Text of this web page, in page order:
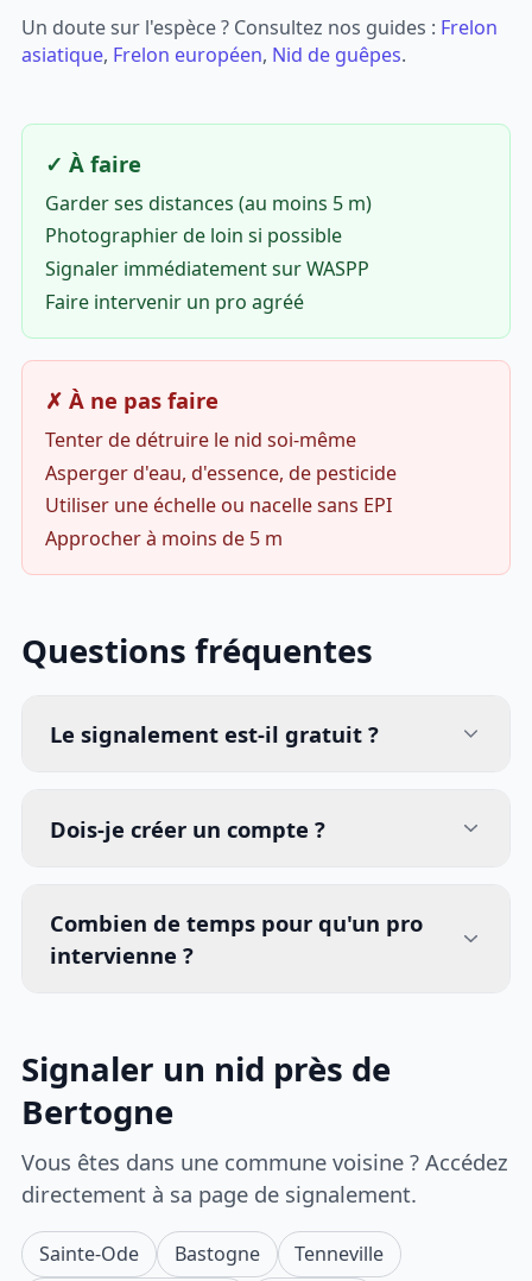
Un doute sur l'espèce ? Consultez nos guides : Frelon
asiatique, Frelon européen, Nid de guêpes.
✓ À faire
Garder ses distances (au moins 5 m)
Photographier de loin si possible
Signaler immédiatement sur WASPP
Faire intervenir un pro agréé
✗ À ne pas faire
Tenter de détruire le nid soi-même
Asperger d'eau, d'essence, de pesticide
Utiliser une échelle ou nacelle sans EPI
Approcher à moins de 5 m
Questions fréquentes
Le signalement est-il gratuit ?
Dois-je créer un compte ?
Combien de temps pour qu'un pro
intervienne ?
Signaler un nid près de
Bertogne
Vous êtes dans une commune voisine ? Accédez
directement à sa page de signalement.
Sainte-Ode Bastogne
Tenneville